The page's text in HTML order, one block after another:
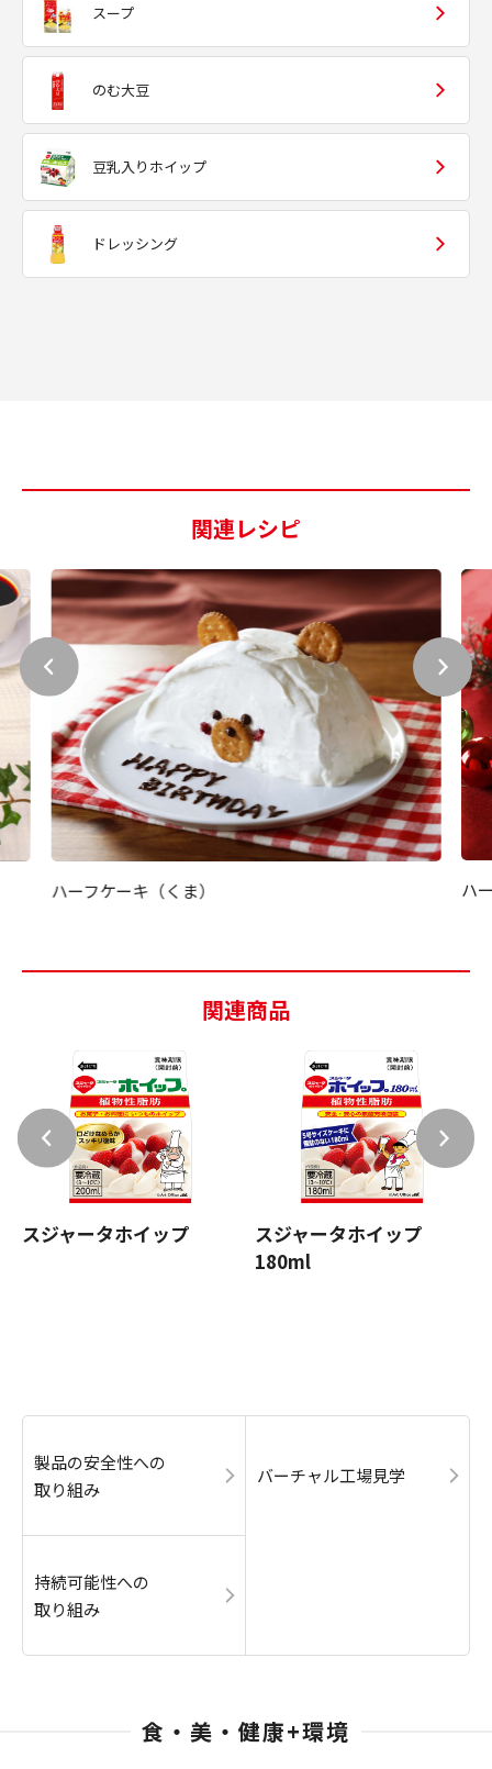
スープ
のむ大豆
豆乳入りホイップ
ドレッシング
関連レシピ
ハーフケーキ（くま） ハ
関連商品
スジャータホイップ
スジャータホイップ
180ml
製品の安全性への
取り組み
バーチャル工場見学
持続可能性への
取り組み
食・美・健康+環境